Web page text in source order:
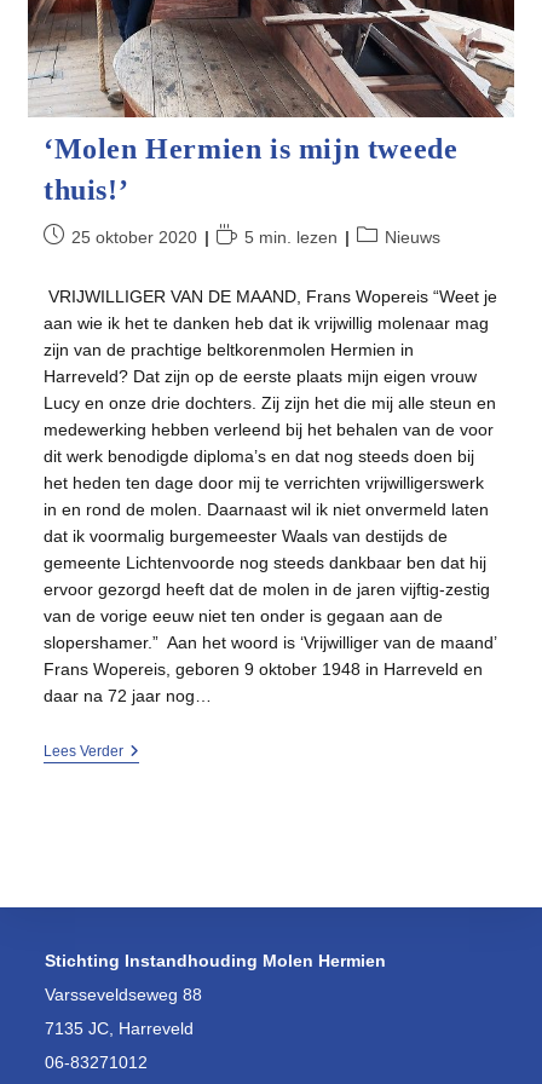
‘Molen Hermien is mijn tweede
thuis!’
Bericht
op:
25 oktober 2020 Leestijd:
5 min. lezen Berichtcategorie:
Nieuws
VRIJWILLIGER VAN DE MAAND, Frans Wopereis “Weet je
aan wie ik het te danken heb dat ik vrijwillig molenaar mag
zijn van de prachtige beltkorenmolen Hermien in
Harreveld? Dat zijn op de eerste plaats mijn eigen vrouw
Lucy en onze drie dochters. Zij zijn het die mij alle steun en
medewerking hebben verleend bij het behalen van de voor
dit werk benodigde diploma’s en dat nog steeds doen bij
het heden ten dage door mij te verrichten vrijwilligerswerk
in en rond de molen. Daarnaast wil ik niet onvermeld laten
dat ik voormalig burgemeester Waals van destijds de
gemeente Lichtenvoorde nog steeds dankbaar ben dat hij
ervoor gezorgd heeft dat de molen in de jaren vijftig-zestig
van de vorige eeuw niet ten onder is gegaan aan de
slopershamer.” Aan het woord is ‘Vrijwilliger van de maand’
Frans Wopereis, geboren 9 oktober 1948 in Harreveld en
daar na 72 jaar nog…
Lees Verder‘Molen
Stichting Instandhouding Molen Hermien
Varsseveldseweg 88
7135 JC, Harreveld
06-83271012